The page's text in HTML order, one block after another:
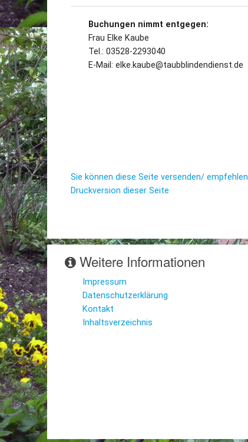
Buchungen nimmt entgegen:
Frau Elke Kaube
Tel.: 03528-2293040
E-Mail: elke.kaube@taubblindendienst.de
Sie können diese Seite versenden/ empfehlen
Druckversion dieser Seite
Weitere Informationen
Impressum
Datenschutzerklärung
Kontakt
Inhaltsverzeichnis